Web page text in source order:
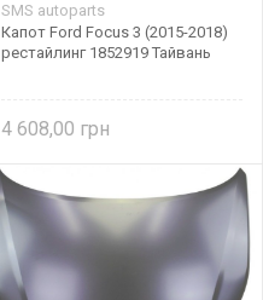
SMS autoparts
Капот Ford Focus 3 (2015-2018)
рестайлинг 1852919 Тайвань
4 608,00